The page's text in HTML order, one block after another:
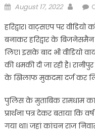
Posted
August 17, 2022
हरिद्वार। वाट्सएप पर
बनाकर हरिद्वार के
लिए। इसके बाद भी
की धमकी दी जा रही है।
के खिलाफ मुकदमा दर्ज कर
पुलिस के मुताबिक रामधाम
प्रार्थना पत्र देकर बताया
गया था। जहां कांचन राज